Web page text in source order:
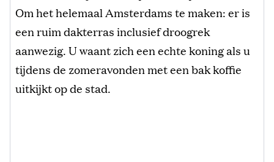
Om het helemaal Amsterdams te maken: er is
een ruim dakterras inclusief droogrek
aanwezig. U waant zich een echte koning als u
tijdens de zomeravonden met een bak koffie
uitkijkt op de stad.